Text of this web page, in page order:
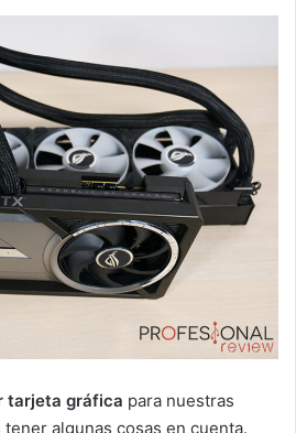
tarjeta gráfica para nuestras
algunas cosas en cuenta.